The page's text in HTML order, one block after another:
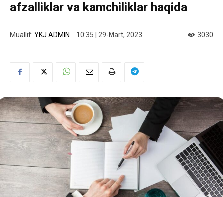
afzalliklar va kamchiliklar haqida
Muallif: YKJ ADMIN 10:35 | 29-Mart, 2023 3030